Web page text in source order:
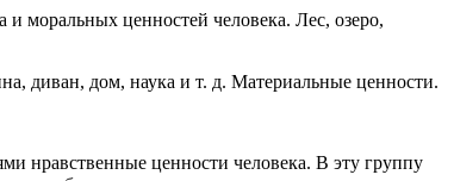
моральных ценностей человека. Лес, озеро,
диван, дом, наука и т. д. Материальные ценности.
нравственные ценности человека. В эту группу